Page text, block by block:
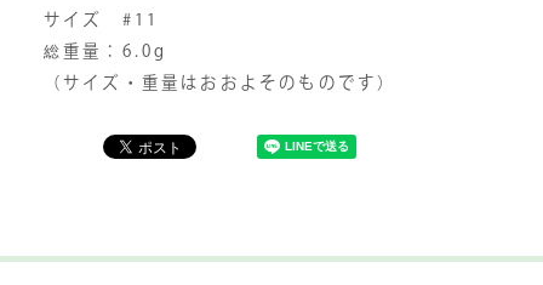
サイズ #11
総重量：6.0g
（サイズ・重量はおおよそのものです）